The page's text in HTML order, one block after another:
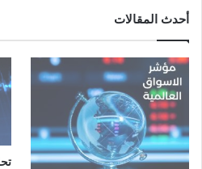
أحدث المقالات